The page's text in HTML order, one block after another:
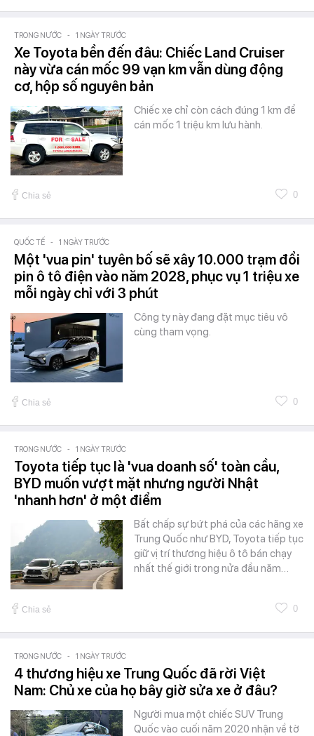
TRONG NƯỚC - 1 NGÀY TRƯỚC
Xe Toyota bền đến đâu: Chiếc Land Cruiser
này vừa cán mốc 99 vạn km vẫn dùng động
cơ, hộp số nguyên bản
Chiếc xe chỉ còn cách đúng 1 km để
cán mốc 1 triệu km lưu hành.
Chia sẻ 0
QUỐC TẾ - 1 NGÀY TRƯỚC
Một 'vua pin' tuyên bố sẽ xây 10.000 trạm đổi
pin ô tô điện vào năm 2028, phục vụ 1 triệu xe
mỗi ngày chỉ với 3 phút
Công ty này đang đặt mục tiêu vô
cùng tham vọng.
Chia sẻ 0
TRONG NƯỚC - 1 NGÀY TRƯỚC
Toyota tiếp tục là 'vua doanh số' toàn cầu,
BYD muốn vượt mặt nhưng người Nhật
'nhanh hơn' ở một điểm
Bất chấp sự bứt phá của các hãng xe
Trung Quốc như BYD, Toyota tiếp tục
giữ vị trí thương hiệu ô tô bán chạy
nhất thế giới trong nửa đầu năm…
Chia sẻ 0
TRONG NƯỚC - 1 NGÀY TRƯỚC
4 thương hiệu xe Trung Quốc đã rời Việt
Nam: Chủ xe của họ bây giờ sửa xe ở đâu?
Người mua một chiếc SUV Trung
Quốc vào cuối năm 2020 nhận về tờ